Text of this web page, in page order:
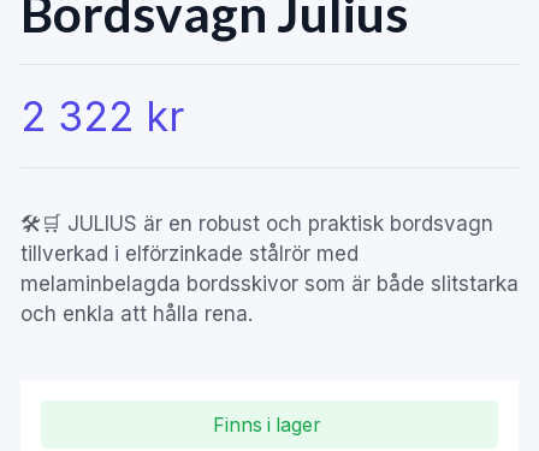
Bordsvagn Julius
2 322 kr
🛠️🛒 JULIUS är en robust och praktisk bordsvagn
tillverkad i elförzinkade stålrör med
melaminbelagda bordsskivor som är både slitstarka
och enkla att hålla rena.
Finns i lager